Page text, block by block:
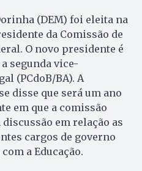
(DEM) foi eleita na
da Comissão de
O novo presidente é
segunda vice-
(PCdoB/BA). A
disse que será um ano
em que a comissão
em relação as
cargos de governo
a Educação.